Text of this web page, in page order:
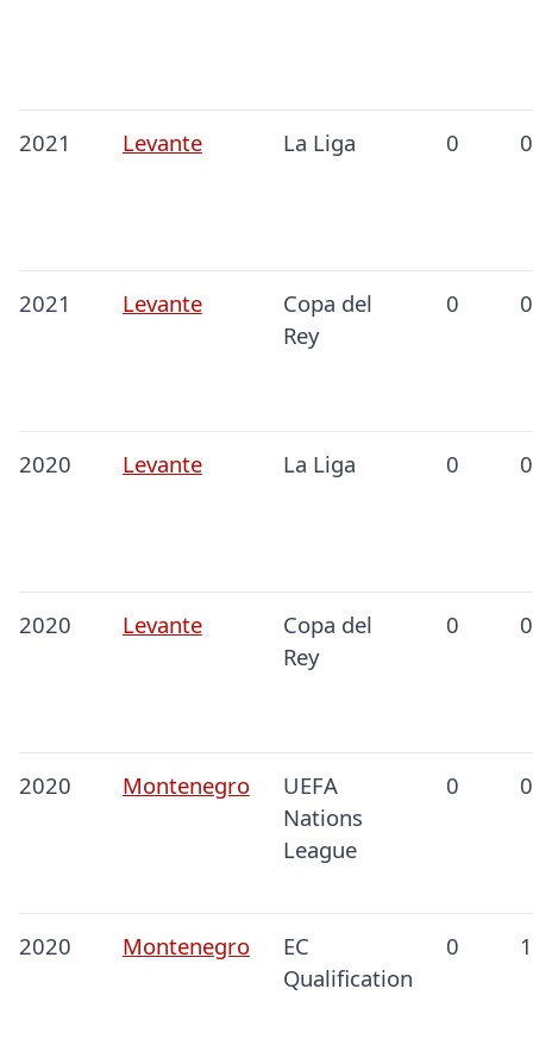
2021 Levante La Liga 0 0
2021 Levante
Copa del
Rey
0 0
2020 Levante La Liga 0 0
2020 Levante
Copa del
Rey
0 0
2020 Montenegro
UEFA
Nations
League
0 0
2020 Montenegro
EC
Qualification
0 1